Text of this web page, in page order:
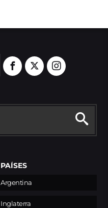
PAÍSES
Argentina
Inglaterra